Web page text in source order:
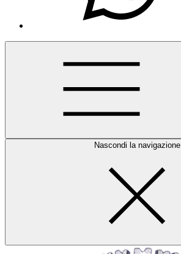
Nascondi la navigazione